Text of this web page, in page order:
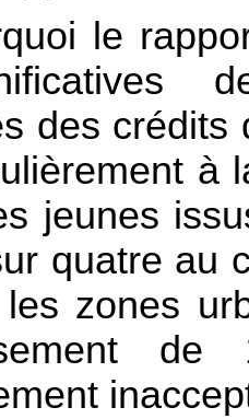
le
des
à
jeunes
quatre au
zones
de